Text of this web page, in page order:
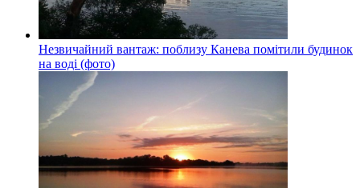
Незвичайний вантаж: поблизу Канева помітили будинок
на воді (фото)